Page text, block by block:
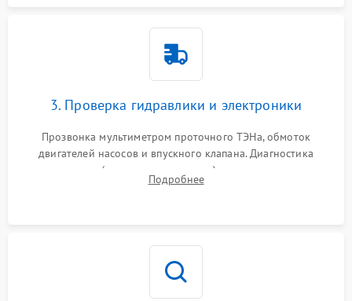
3. Проверка гидравлики и электроники
Прозвонка мультиметром проточного ТЭНа, обмоток
двигателей насосов и впускного клапана. Диагностика
прессостата (датчика уровня воды), датчика мутности,
концевика дверцы и электронного модуля управления.
Подробнее